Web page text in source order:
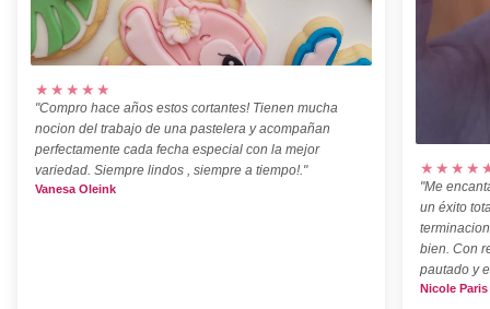
★★★★★
"Compro hace años estos cortantes! Tienen mucha
nocion del trabajo de una pastelera y acompañan
perfectamente cada fecha especial con la mejor
variedad. Siempre lindos , siempre a tiempo!."
Vanesa Oleink
"Me
un éxito
bien. Con
pautado y
Nicole Paris